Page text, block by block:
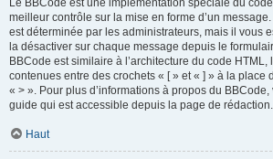
Le BBCode est une implémentation spéciale du
meilleur contrôle sur la mise en forme d’un
est déterminée par les administrateurs, mais il vous
la désactiver sur chaque message depuis le
BBCode est similaire à l’architecture du code HTML,
contenues entre des crochets « [ » et « ] » à la place
« > ». Pour plus d’informations à propos du
guide qui est accessible depuis la page de rédaction.
Haut